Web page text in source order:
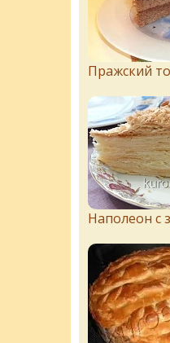
Пражский
Наполеон с